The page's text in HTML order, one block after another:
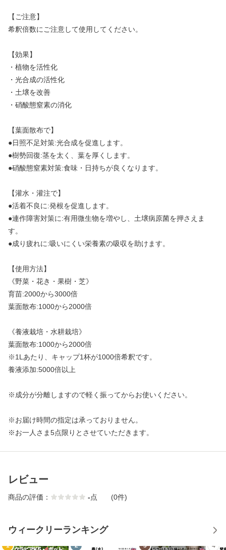
【ご注意】
希釈倍数にご注意して使用してください。
【効果】
・植物を活性化
・光合成の活性化
・土壌を改善
・硝酸態窒素の消化
【葉面散布で】
●日照不足対策:光合成を促進します。
●樹勢回復:茎を太く、葉を厚くします。
●硝酸態窒素対策:食味・日持ちが良くなります。
【灌水・灌注で】
●活着不良に:発根を促進します。
●連作障害対策に:有用微生物を増やし、土壌病原菌を押さえま
す。
●成り疲れに:吸いにくい栄養素の吸収を助けます。
【使用方法】
《野菜・花き・果樹・芝》
育苗:2000から3000倍
葉面散布:1000から2000倍
《養液栽培・水耕栽培》
葉面散布:1000から2000倍
※1Lあたり、キャップ1杯が1000倍希釈です。
養液添加:5000倍以上
※成分が分離しますので軽く振ってからお使いください。
※お届け時間の指定は承っておりません。
※お一人さま5点限りとさせていただきます。
レビュー
商品の評価： -点 (0件)
ウィークリーランキング
1 2 3 4